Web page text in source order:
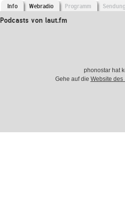
Info Webradio Programm
Podcasts von laut.fm
phonostar hat
Gehe auf die Website des